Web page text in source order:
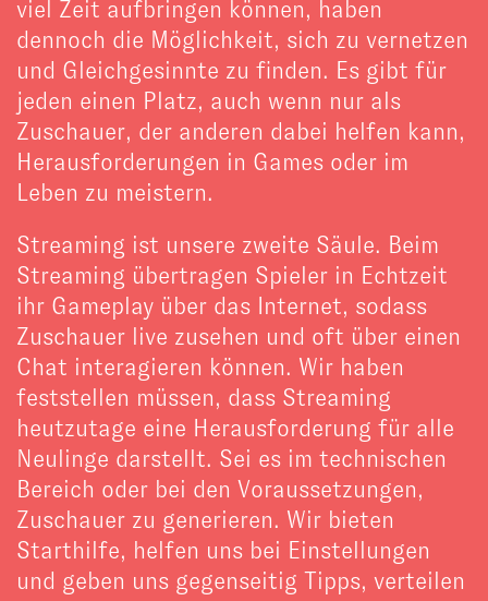
viel Zeit aufbringen können, haben
dennoch die Möglichkeit, sich zu vernetzen
und Gleichgesinnte zu finden. Es gibt für
jeden einen Platz, auch wenn nur als
Zuschauer, der anderen dabei helfen kann,
Herausforderungen in Games oder im
Leben zu meistern.
Streaming ist unsere zweite Säule. Beim
Streaming übertragen Spieler in Echtzeit
ihr Gameplay über das Internet, sodass
Zuschauer live zusehen und oft über einen
Chat interagieren können. Wir haben
feststellen müssen, dass Streaming
heutzutage eine Herausforderung für alle
Neulinge darstellt. Sei es im technischen
Bereich oder bei den Voraussetzungen,
Zuschauer zu generieren. Wir bieten
Starthilfe, helfen uns bei Einstellungen
und geben uns gegenseitig Tipps, verteilen